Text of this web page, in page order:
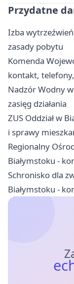
Przydatne
Izba
zasady pobytu
Komenda
kontakt,
Nadzór Wodny
zasięg działania
ZUS Oddział w
i sprawy
Regionalny
Białymstoku -
Schronisko dla
Białymstoku -